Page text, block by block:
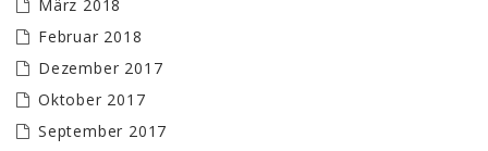
März 2018
Februar 2018
Dezember 2017
Oktober 2017
September 2017